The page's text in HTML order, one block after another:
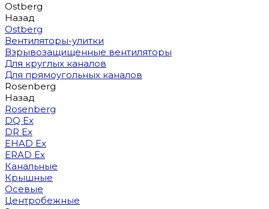
Ostberg
Назад
Ostberg
Вентиляторы-улитки
Взрывозащищенные вентиляторы
Для круглых каналов
Для прямоугольных каналов
Rosenberg
Назад
Rosenberg
DQ Ex
DR Ex
EHAD Ex
ERAD Ex
Канальные
Крышные
Осевые
Центробежные